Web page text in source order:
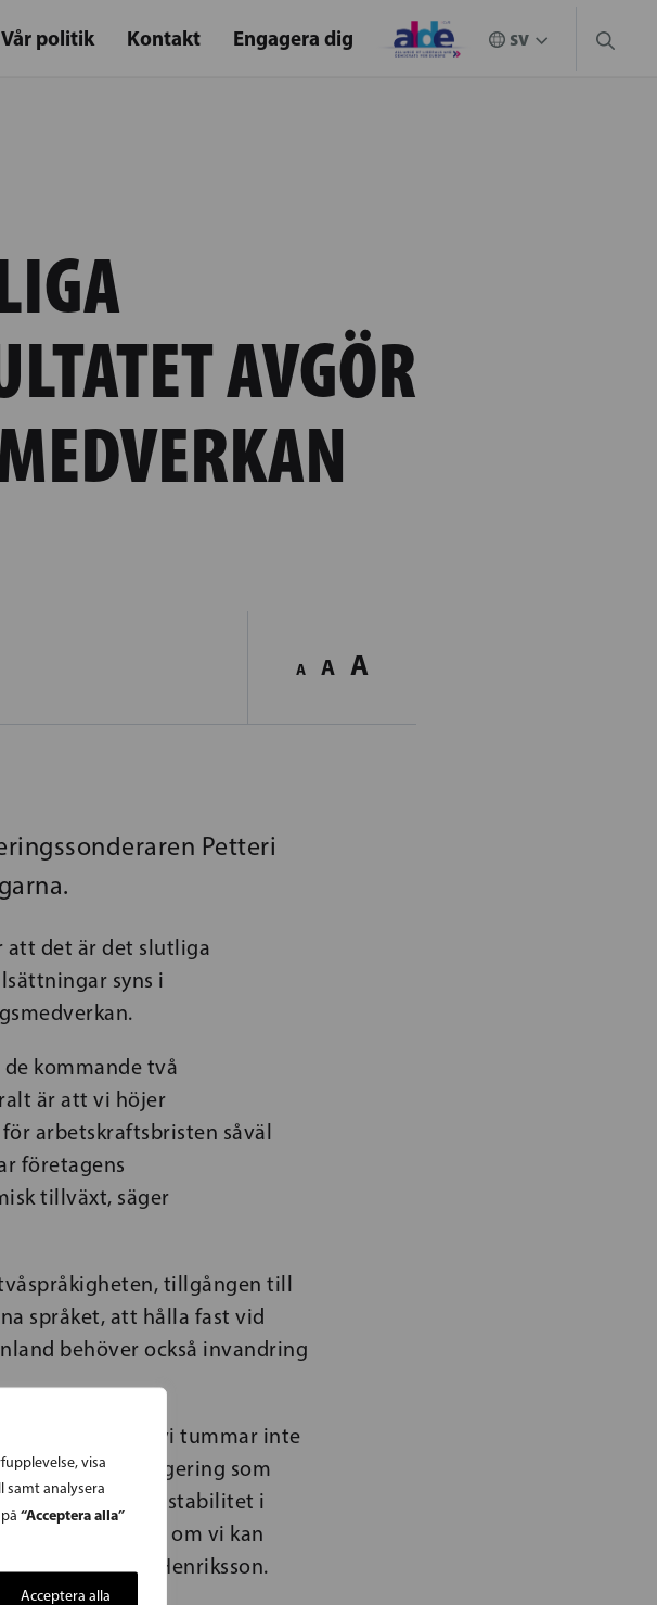
visa
samt analysera
“Acceptera alla”
Acceptera alla
Vår politik Kontakt Engagera dig
AVGÖR
A A A
Petteri
att det är det slutliga
syns i
kommande två
är att vi höjer
arbetskraftsbristen såväl
företagens
tillväxt, säger
tillgången till
språket, att hålla fast vid
behöver också invandring
Finland och vi tummar inte
regering som
präglas av instabilitet i
ger beslutar vi om vi kan
avslutar Henriksson.